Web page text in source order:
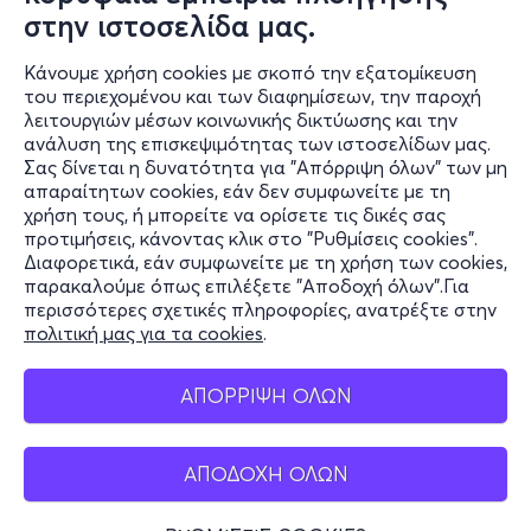
στην ιστοσελίδα μας.
Κάνουμε χρήση cookies με σκοπό την εξατομίκευση
του περιεχομένου και των διαφημίσεων, την παροχή
λειτουργιών μέσων κοινωνικής δικτύωσης και την
ανάλυση της επισκεψιμότητας των ιστοσελίδων μας.
Σας δίνεται η δυνατότητα για "Απόρριψη όλων" των μη
απαραίτητων cookies, εάν δεν συμφωνείτε με τη
χρήση τους, ή μπορείτε να ορίσετε τις δικές σας
προτιμήσεις, κάνοντας κλικ στο "Ρυθμίσεις cookies".
Διαφορετικά, εάν συμφωνείτε με τη χρήση των cookies,
παρακαλούμε όπως επιλέξετε "Αποδοχή όλων".Για
περισσότερες σχετικές πληροφορίες, ανατρέξτε στην
πολιτική μας για τα cookies.
ΑΠΟΡΡΙΨΗ ΟΛΩΝ
ΑΠΟΔΟΧΗ ΟΛΩΝ
Κυρ, 13/9
21:00
Ο ΤΕΛΕΙΟΣ ΦΟΝΟΣ (ΠΕΡΙΟΔΕΙΑ)
Θέατρο Κρύας - Λιβαδειά, Βοιωτία
από 18€
Εισιτήρια